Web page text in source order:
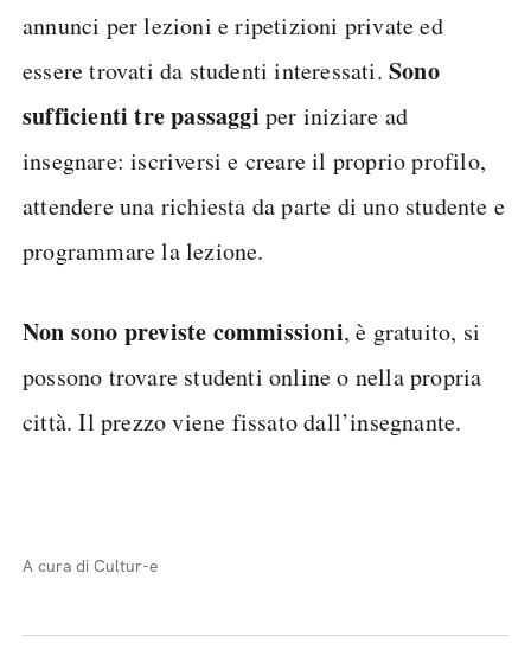
annunci per lezioni e ripetizioni private ed
essere trovati da studenti interessati.Sono
sufficienti tre passaggi per iniziare ad
insegnare: iscriversi e creare il proprio profilo,
attendere una richiesta da parte di uno studente e
programmare la lezione.
Non sono previste commissioni, è gratuito, si
possono trovare studenti online o nella propria
città. Il prezzo viene fissato dall’insegnante.
A cura di Cultur-e